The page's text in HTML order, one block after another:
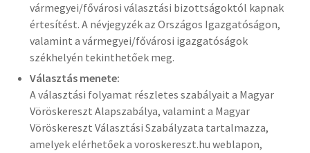
vármegyei/fővárosi választási bizottságoktól kapnak
értesítést. A névjegyzék az Országos Igazgatóságon,
valamint a vármegyei/fővárosi igazgatóságok
székhelyén tekinthetőek meg.
Választás menete:
A választási folyamat részletes szabályait a Magyar
Vöröskereszt Alapszabálya, valamint a Magyar
Vöröskereszt Választási Szabályzata tartalmazza,
amelyek elérhetőek a voroskereszt.hu weblapon,